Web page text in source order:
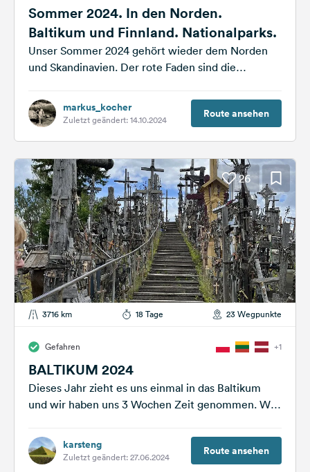
Sommer 2024. In den Norden.
Baltikum und Finnland. Nationalparks.
Unser Sommer 2024 gehört wieder dem Norden
und Skandinavien. Der rote Faden sind die
markus_kocher
Zuletzt geändert: 14.10.2024 Route ansehen
26
3716 km 18 Tage 23 Wegpunkte
Gefahren +1
BALTIKUM 2024
Dieses Jahr zieht es uns einmal in das Baltikum
und wir haben uns 3 Wochen Zeit genommen. Wir
karsteng
Zuletzt geändert: 27.06.2024 Route ansehen